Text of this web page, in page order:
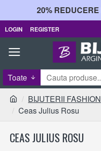
20% REDUCERE
LOGIN REGISTER
Toate
BIJUTERII FASHION
Ceas Julius Rosu
CEAS JULIUS ROSU